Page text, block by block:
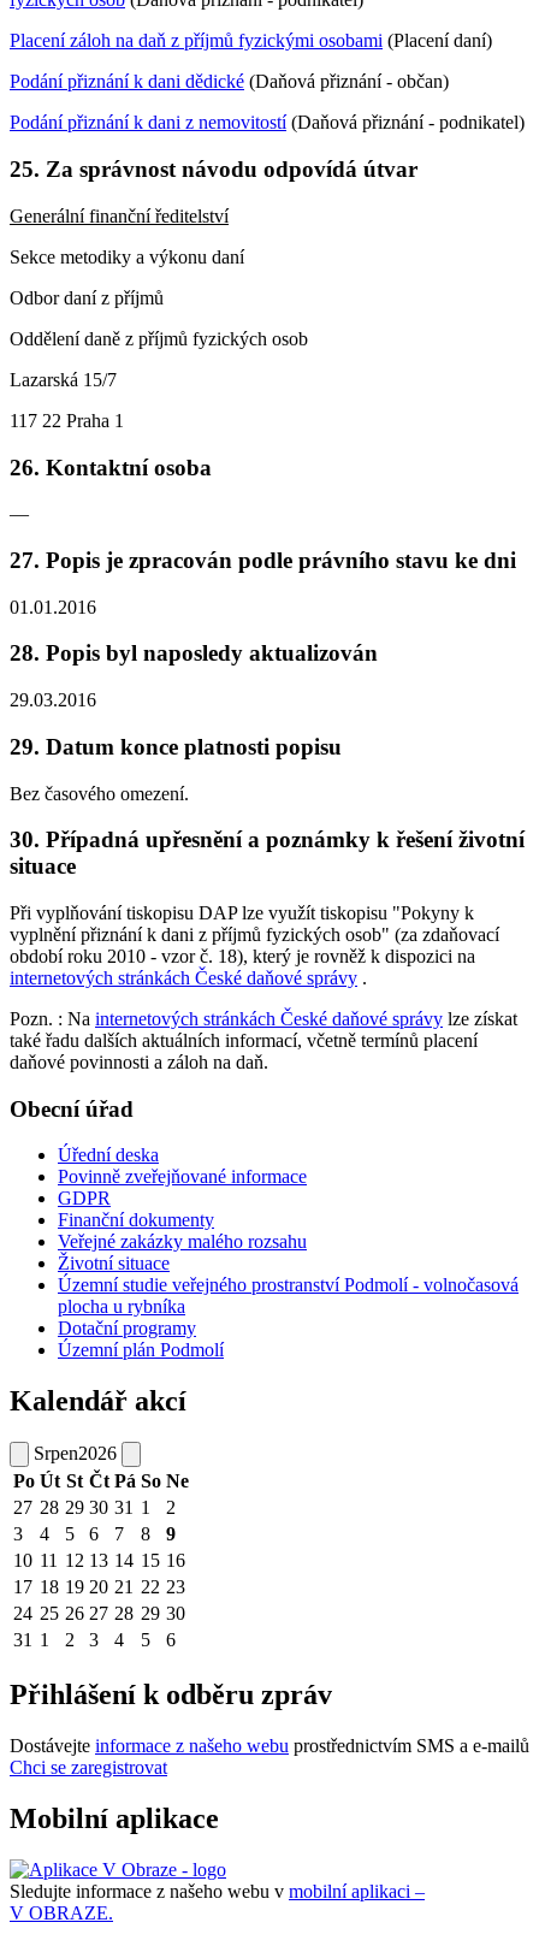
Placení záloh na daň z příjmů fyzickými osobami (Placení daní)
Podání přiznání k dani dědické (Daňová přiznání - občan)
Podání přiznání k dani z nemovitostí(Daňová přiznání - podnikatel)
25. Za správnost návodu odpovídá útvar
Generální finanční ředitelství
Sekce metodiky a výkonu daní
Odbor daní z příjmů
Oddělení daně z příjmů fyzických osob
Lazarská 15/7
117 22 Praha 1
26. Kontaktní osoba
—
27. Popis je zpracován podle právního stavu ke dni
01.01.2016
28. Popis byl naposledy aktualizován
29.03.2016
29. Datum konce platnosti popisu
Bez časového omezení.
30. Případná upřesnění a poznámky k řešení životní
situace
Při vyplňování tiskopisu DAP lze využít tiskopisu "Pokyny k
vyplnění přiznání k dani z příjmů fyzických osob" (za zdaňovací
období roku 2010 - vzor č. 18), který je rovněž k dispozici na
internetových stránkách České daňové správy .
Pozn. : Na internetových stránkách České daňové správy lze získat
také řadu dalších aktuálních informací, včetně termínů placení
daňové povinnosti a záloh na daň.
Obecní úřad
Úřední deska
Povinně zveřejňované informace
GDPR
Finanční dokumenty
Veřejné zakázky malého rozsahu
Životní situace
Územní studie veřejného prostranství Podmolí - volnočasová
plocha u rybníka
Dotační programy
Územní plán Podmolí
Kalendář akcí
Srpen2026
Po Út St Čt Pá So Ne
27 28 29 30 31 1
2
3
4 5 6 7 8
9
10 11 12 13 14 15 16
17 18 19 20 21 22 23
24 25 26 27 28 29 30
31 1 2 3 4 5 6
Přihlášení k odběru zpráv
Dostávejte informace z našeho webu prostřednictvím SMS a e-mailů
Chci se zaregistrovat
Mobilní aplikace
Sledujte informace z našeho webu v mobilní aplikaci –
V OBRAZE.